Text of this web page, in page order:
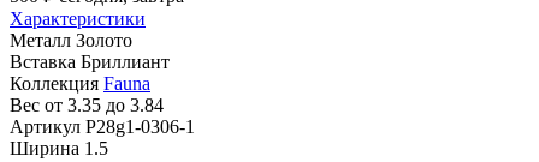
Характеристики
Металл Золото
Вставка Бриллиант
Коллекция Fauna
Вес от 3.35 до 3.84
Артикул P28g1-0306-1
Ширина 1.5